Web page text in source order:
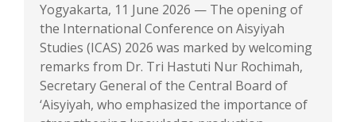
Yogyakarta, 11 June 2026 — The opening of
the International Conference on Aisyiyah
Studies (ICAS) 2026 was marked by welcoming
remarks from Dr. Tri Hastuti Nur Rochimah,
Secretary General of the Central Board of
‘Aisyiyah, who emphasized the importance of